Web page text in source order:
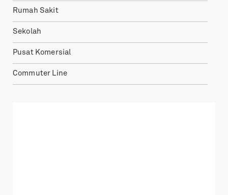
Rumah Sakit
Sekolah
Pusat Komersial
Commuter Line